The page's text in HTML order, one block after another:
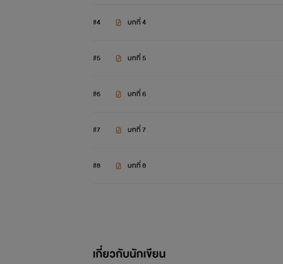
#4 บทที่ 4
#5 บทที่ 5
#6 บทที่ 6
#7 บทที่ 7
#8 บทที่ 8
เกี่ยวกับนักเขียน